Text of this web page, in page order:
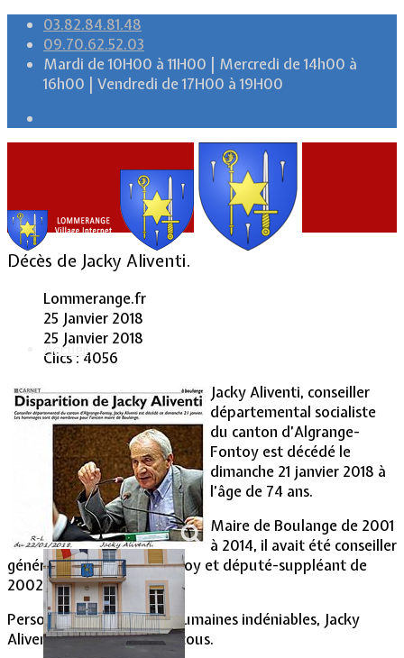
03.82.84.81.48
09.70.62.52.03
Mardi de 10H00 à 11H00 | Mercredi de 14h00 à
16h00 | Vendredi de 17H00 à 19H00
Accueil
Vie Municipale
Décès de Jacky Aliventi.
Lommerange.fr
25 Janvier 2018
25 Janvier 2018
Clics : 4056
Jacky Aliventi, conseiller
départemental socialiste
du canton d’Algrange-
Fontoy est décédé le
dimanche 21 janvier 2018 à
l’âge de 74 ans.
Maire de Boulange de 2001
à 2014, il avait été conseiller
général du canton de Fontoy et député-suppléant de
2002 à 2017.
Personnage aux qualités humaines indéniables, Jacky
Aliventi était apprécié de tous.